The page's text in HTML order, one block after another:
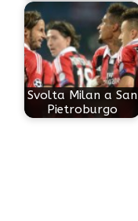
Svolta Milan a San
Pietroburgo